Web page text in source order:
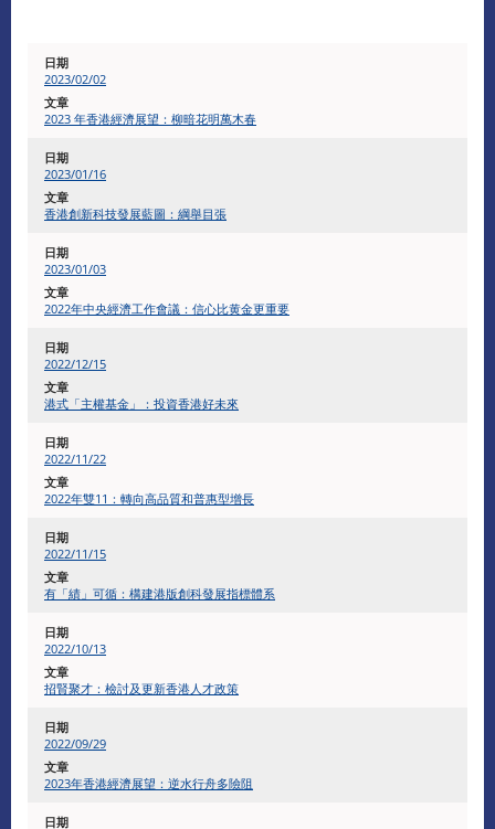
2023/02/02
2023 年香港經濟展望：柳暗花明萬木春
2023/01/16
香港創新科技發展藍圖：綱舉目張
2023/01/03
2022年中央經濟工作會議：信心比黄金更重要
2022/12/15
港式「主權基金」：投資香港好未來
2022/11/22
2022年雙11：轉向高品質和普惠型增長
2022/11/15
有「績」可循：構建港版創科發展指標體系
2022/10/13
招賢聚才：檢討及更新香港人才政策
2022/09/29
2023年香港經濟展望：逆水行舟多險阻